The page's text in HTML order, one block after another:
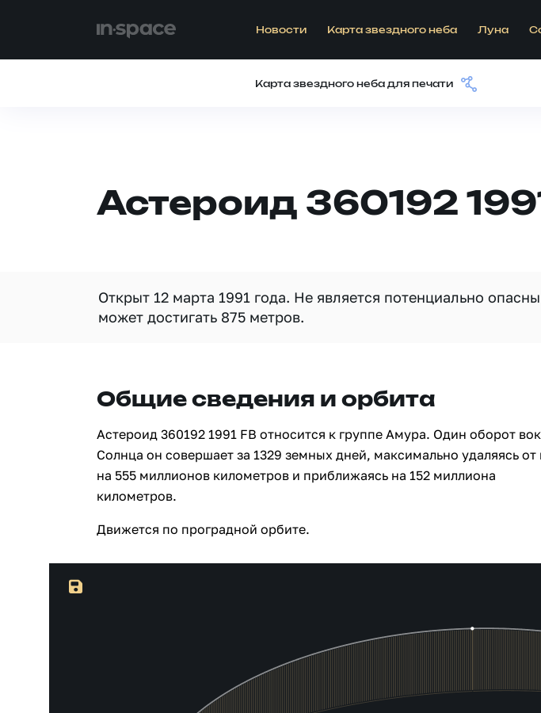
Новости Карта звездного неба Луна
Карта звездного неба для печати
Астероид 360192
Открыт 12 марта 1991 года. Не является потенциально
может достигать 875 метров.
Общие сведения и орбита
Астероид 360192 1991 FB относится к группе Амура. Один оборот
Солнца он совершает за 1329 земных дней, максимально удаляясь от
на 555 миллионов километров и приближаясь на 152 миллиона
километров.
Движется по проградной орбите.